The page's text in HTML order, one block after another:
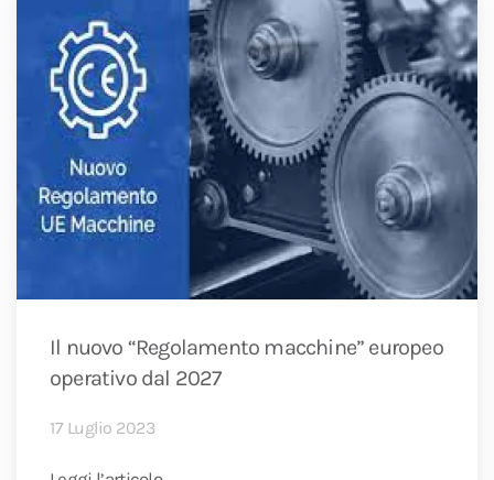
Il nuovo “Regolamento macchine” europeo
operativo dal 2027
17 Luglio 2023